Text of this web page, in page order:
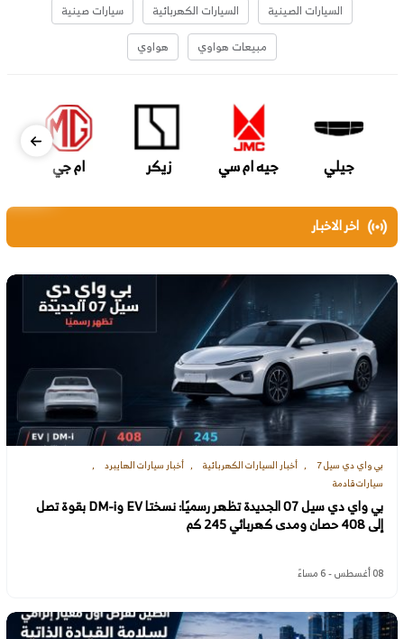
السيارات الصينية
السيارات الكهربائية
سيارات صينية
مبيعات هواوي
هواوي
جيلي جيه ام سي زيكر ام جي
اخر الاخبار
بي واي دي سيل 7 أخبار السيارات الكهربائية
أخبار سيارات الهايبرد
سيارات قادمة
بي واي دي سيل 07 الجديدة تظهر رسميًا: نسختا EV وDM-i بقوة تصل
إلى 408 حصان ومدى كهربائي 245 كم
08 أغسطس - 6 مساءً